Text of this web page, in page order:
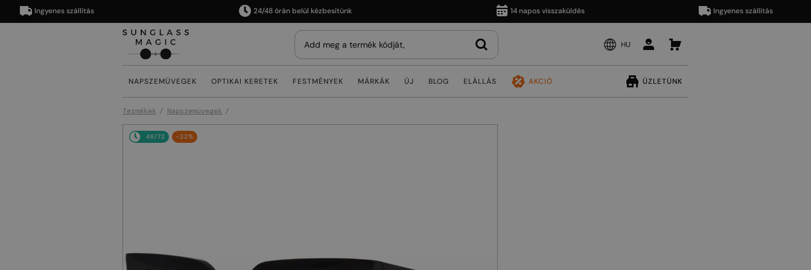
Ingyenes szállítás 24/48 órán belül kézbesítünk 14 napos visszaküldés Ingyenes szállítás
HU
NAPSZEMÜVEGEK OPTIKAI KERETEK FESTMÉNYEK MÁRKÁK ÚJ BLOG ELÁLLÁS AKCIÓ ÜZLETÜNK
Termékek Napszemüvegek
48/72 -22%